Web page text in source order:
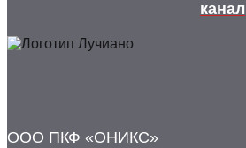
канал
ООО ПКФ «ОНИКС»